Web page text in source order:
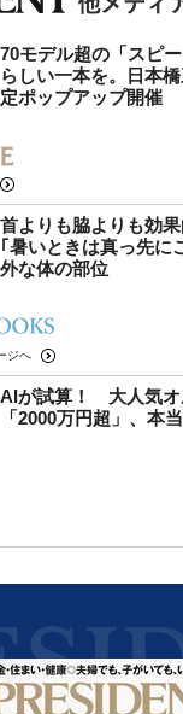
70モデル超の「スピ
らしい一本を。日本
定ポップアップ開催
首よりも脇よりも効
｢暑いときは真っ先に
外な体の部位
ジへ
AIが試算！ 大人気オ
「2000万円超」、本